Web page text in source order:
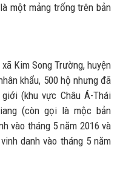
một mảng trống trên bản
Kim Song Trường, huyện
khẩu, 500 hộ nhưng đã
(khu vực Châu Á-Thái
(còn gọi là mộc bản
vào tháng 5 năm 2016 và
danh vào tháng 5 năm